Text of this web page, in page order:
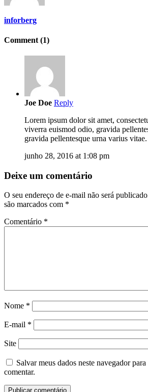
inforberg
Comment (1)
Joe Doe Reply
Lorem ipsum dolor sit amet,
viverra euismod odio, gravida
gravida pellentesque urna varius vitae.
junho 28, 2016 at 1:08 pm
Deixe um comentário
O seu endereço de e-mail não será
são marcados com *
Comentário *
Nome *
E-mail *
Site
Salvar meus dados neste navegador
comentar.